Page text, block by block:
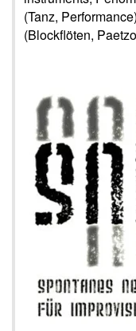
(Tanz,
(Blockflöten,